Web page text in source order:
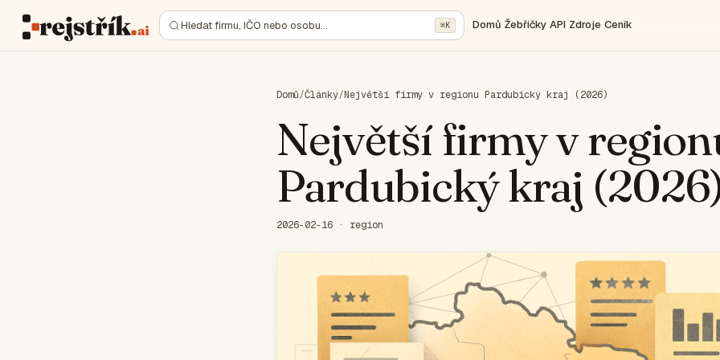
Hledat firmu, IČO nebo osobu… ⌘K Domů Žebříčky API Zdroje Ceník
Domů/Články/Největší firmy v regionu Pardubický kraj (2026)
Největší firmy v
Pardubický kraj
2026-02-16 · region